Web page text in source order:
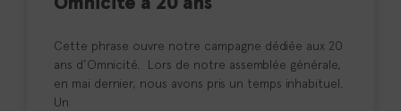
Cette phrase ouvre notre campagne dédiée aux 20
ans d’Omnicité. Lors de notre assemblée générale,
en mai dernier, nous avons pris un temps inhabituel.
Un